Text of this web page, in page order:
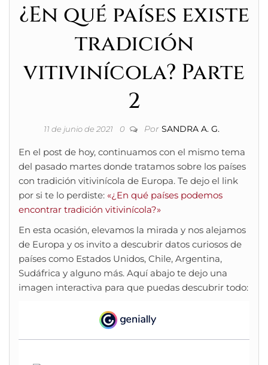
¿En qué países existe
tradición
vitivinícola? Parte
2
11 de junio de 2021 0 Por SANDRA A. G.
En el post de hoy, continuamos con el mismo tema
del pasado martes donde tratamos sobre los países
con tradición vitivinícola de Europa. Te dejo el link
por si te lo perdiste: «¿En qué países podemos
encontrar tradición vitivinícola?»
En esta ocasión, elevamos la mirada y nos alejamos
de Europa y os invito a descubrir datos curiosos de
países como Estados Unidos, Chile, Argentina,
Sudáfrica y alguno más. Aquí abajo te dejo una
imagen interactiva para que puedas descubrir todo: